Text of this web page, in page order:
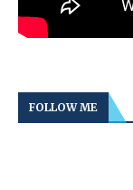
FOLLOW ME